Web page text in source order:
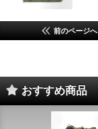
前のページへ
おすすめ商品